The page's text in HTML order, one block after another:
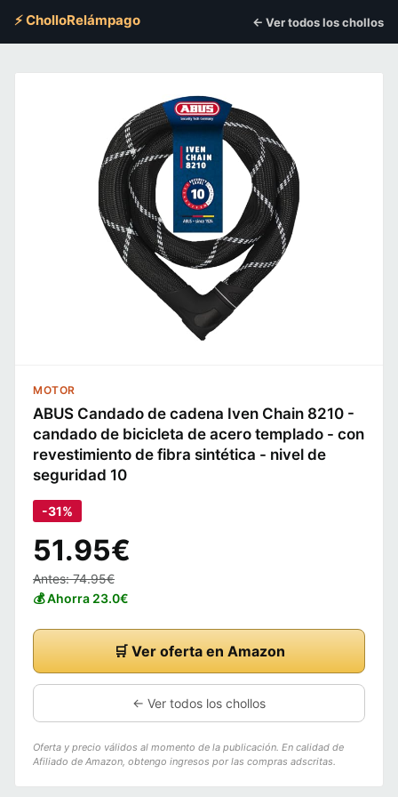
⚡ CholloRelámpago ← Ver todos los chollos
MOTOR
ABUS Candado de cadena Iven Chain 8210 -
candado de bicicleta de acero templado - con
revestimiento de fibra sintética - nivel de
seguridad 10
-31%
51.95€
Antes: 74.95€
💰 Ahorra 23.0€
🛒 Ver oferta en Amazon
← Ver todos los chollos
Oferta y precio válidos al momento de la publicación. En calidad de
Afiliado de Amazon, obtengo ingresos por las compras adscritas.